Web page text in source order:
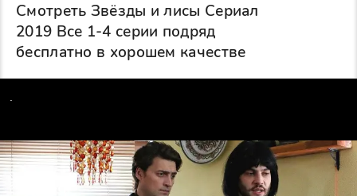
Смотреть Звёзды и лисы Сериал
2019 Все 1-4 серии подряд
бесплатно в хорошем качестве